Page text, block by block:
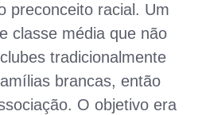
preconceito racial. Um
classe média que não
tradicionalmente
brancas, então
O objetivo era